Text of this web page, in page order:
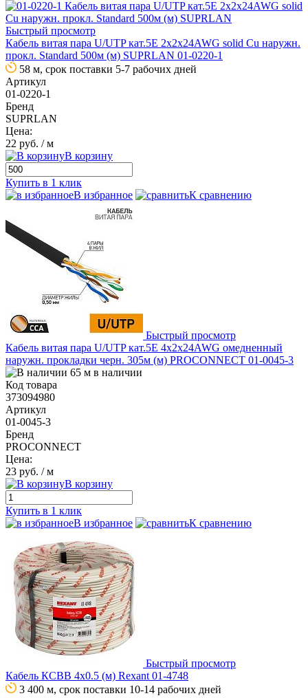
Быстрый просмотр
Кабель витая пара U/UTP кат.5E 2х2х24AWG solid Cu наружн.
прокл. Standard 500м (м) SUPRLAN 01-0220-1
58 м, срок поставки 5-7 рабочих дней
Артикул
01-0220-1
Бренд
SUPRLAN
Цена:
22 руб. / м
В корзину
Купить в 1 клик
В избранное
К сравнению
Быстрый просмотр
Кабель витая пара U/UTP кат.5E 4х2х24AWG омедненный
наружн. прокладки черн. 305м (м) PROCONNECT 01-0045-3
65 м в наличии
Код товара
373094980
Артикул
01-0045-3
Бренд
PROCONNECT
Цена:
23 руб. / м
В корзину
Купить в 1 клик
В избранное
К сравнению
Быстрый просмотр
Кабель КСВВ 4х0.5 (м) Rexant 01-4748
3 400 м, срок поставки 10-14 рабочих дней